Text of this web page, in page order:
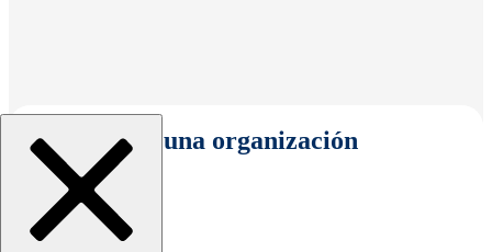
Seleccionar una organización